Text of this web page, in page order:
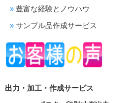
豊富な経験とノウハウ
サンプル品作成サービス
出力・加工・作成サービス